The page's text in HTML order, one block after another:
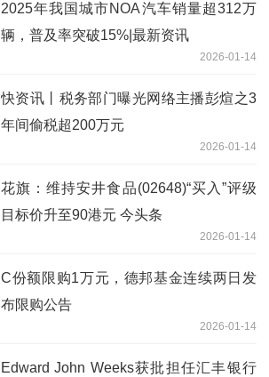
2025年我国城市NOA汽车销量超312万
辆，普及率突破15%|最新资讯
2026-01-14
快资讯丨税务部门曝光网络主播彭煊之3
年间偷税超200万元
2026-01-14
花旗：维持安井食品(02648)“买入”评级
目标价升至90港元 今头条
2026-01-14
C份额限购1万元，德邦基金连续两日发
布限购公告
2026-01-14
Edward John Weeks获批担任汇丰银行